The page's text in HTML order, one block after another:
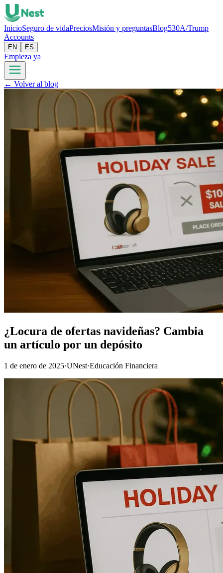
InicioSeguro de vidaPreciosMisión y preguntasBlog530A/Trump
Accounts
EN ES
Empieza ya
← Volver al blog
¿Locura de ofertas navideñas? Cambia
un artículo por un depósito
1 de enero de 2025·UNest·Educación Financiera